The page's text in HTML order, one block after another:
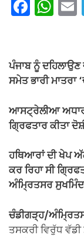
F
e
b
o
o
W
s
A
p
p
ਪੰਜਾਬ ਨੂੰ ਦਹਿਲਾਉਣ
ਸਮੇਤ ਭਾਰੀ ਮਾਤਰਾ
ਆਸਟ੍ਰੇਲੀਆ ਅਧਾਰਤ
ਗ੍ਰਿਫਤਾਰ ਕੀਤਾ
ਹਥਿਆਰਾਂ ਦੀ ਖੇਪ
ਕਰ ਰਿਹਾ ਸੀ
ਅੰਮ੍ਰਿਤਸਰ
ਚੰਡੀਗੜ੍ਹ/
ਤਸਕਰੀ ਵਿਰੁੱਧ